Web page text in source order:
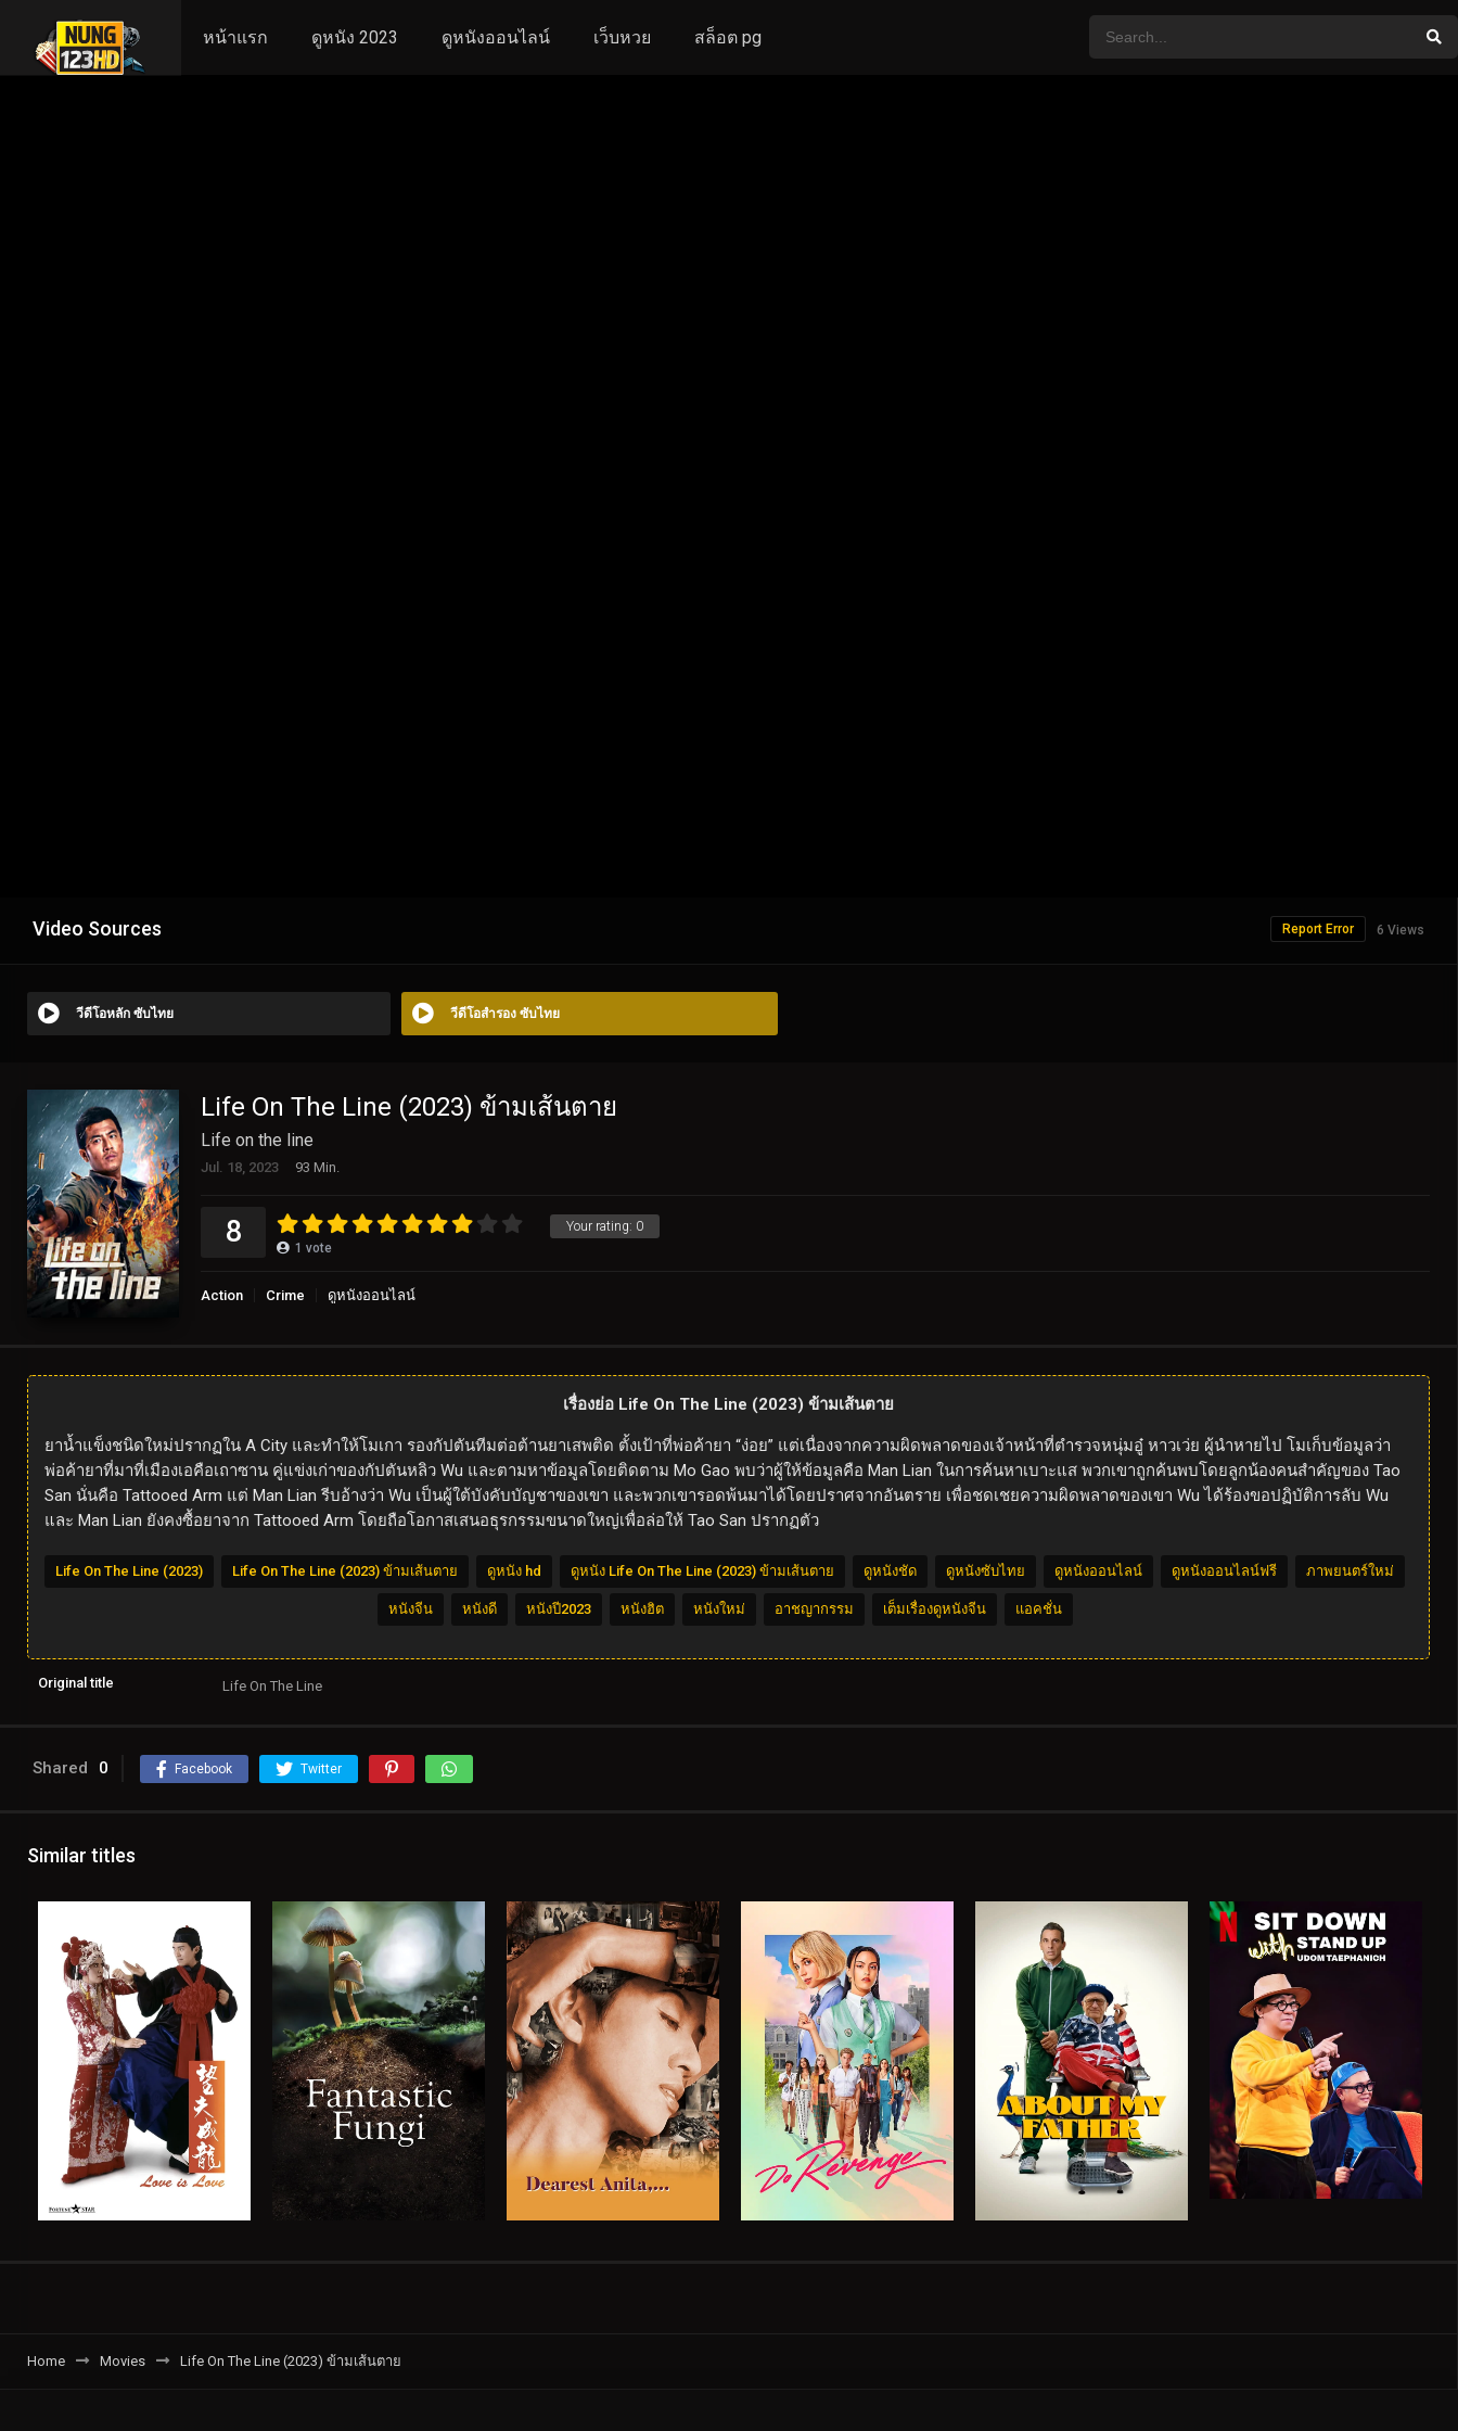
หน้าแรก ดูหนัง 2023 ดูหนังออนไลน์ เว็บหวย สล็อต pg
Video Sources 6 Views
Report Error
วีดีโอหลัก ซับไทย วีดีโอสำรอง ซับไทย
Life On The Line (2023) ข้ามเส้นตาย
Life on the line
Jul. 18, 2023 93 Min.
Your rating: 0
8 1 vote
Action Crime ดูหนังออนไลน์
เรื่องย่อ Life On The Line (2023) ข้ามเส้นตาย
ยาน้ำแข็งชนิดใหม่ปรากฏใน A City และทำให้โมเกา รองกัปตันทีมต่อต้านยาเสพติด ตั้งเป้าที่พ่อค้ายา “ง่อย” แต่เนื่องจากความผิดพลาดของเจ้าหน้าที่ตำรวจหนุ่มอู๋ หาวเว่ย ผู้นำหายไป โมเก็บข้อมูลว่า
พ่อค้ายาที่มาที่เมืองเอคือเถาซาน คู่แข่งเก่าของกัปตันหลิว Wu และตามหาข้อมูลโดยติดตาม Mo Gao พบว่าผู้ให้ข้อมูลคือ Man Lian ในการค้นหาเบาะแส พวกเขาถูกค้นพบโดยลูกน้องคนสำคัญของ Tao
San นั่นคือ Tattooed Arm แต่ Man Lian รีบอ้างว่า Wu เป็นผู้ใต้บังคับบัญชาของเขา และพวกเขารอดพ้นมาได้โดยปราศจากอันตราย เพื่อชดเชยความผิดพลาดของเขา Wu ได้ร้องขอปฏิบัติการลับ Wu
และ Man Lian ยังคงซื้อยาจาก Tattooed Arm โดยถือโอกาสเสนอธุรกรรมขนาดใหญ่เพื่อล่อให้ Tao San ปรากฏตัว
Life On The Line (2023) Life On The Line (2023) ข้ามเส้นตาย ดูหนัง hd ดูหนัง Life On The Line (2023) ข้ามเส้นตาย ดูหนังชัด ดูหนังซับไทย ดูหนังออนไลน์ ดูหนังออนไลน์ฟรี ภาพยนตร์ใหม่
หนังจีน หนังดี หนังปี2023 หนังฮิต หนังใหม่ อาชญากรรม เต็มเรื่องดูหนังจีน แอคชั่น
Original title Life On The Line
Shared 0 Facebook Twitter
Similar titles
Home Movies Life On The Line (2023) ข้ามเส้นตาย